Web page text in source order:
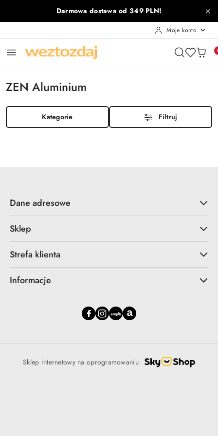
Przejdź do treści głównej
Przejdź do wyszukiwarki
Przejdź do moje konto
Przejdź do menu głównego
Przejdź do stopkiDarmowa dostawa od 349 PLN!
Moje konto
ZEN Aluminium
Kategorie Filtruj
Dane adresowe
Sklep
Strefa klienta
Informacje
Sklep internetowy na oprogramowaniu